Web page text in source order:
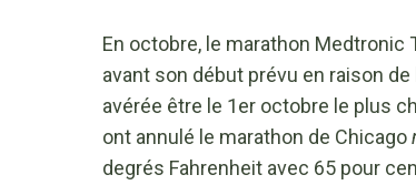
En octobre, le marathon
avant son début prévu en raison
avérée être le 1er octobre le plus
ont annulé le marathon de Chicago
degrés Fahrenheit avec 65 pour